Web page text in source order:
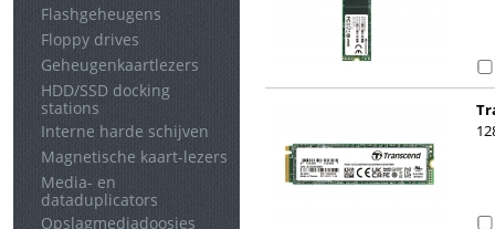
Flashgeheugens
Floppy drives
Geheugenkaartlezers
HDD/SSD docking
stations
Interne harde schijven
Magnetische kaart-lezers
Media- en
dataduplicators
Opslagmediadoosjes